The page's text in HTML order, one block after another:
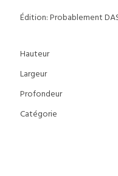
Édition: Probablement
Hauteur
Largeur
Profondeur
Catégorie